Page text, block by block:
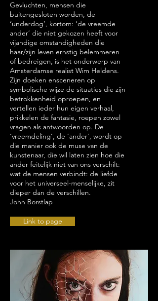
Gevluchten, mensen die
buitengesloten worden, de
‘underdog’, kortom: ‘de vreemde
ander’ die niet gekozen heeft voor
vijandige omstandigheden die
haar/zijn leven ernstig belemmeren
of bedreigen, is het onderwerp van
Amsterdamse realist Wim Heldens.
Zijn doeken ensceneren op
symbolische wijze de situaties die zijn
betrokkenheid oproepen, en
vertellen ieder hun eigen verhaal,
prikkelen de fantasie, roepen zowel
vragen als antwoorden op. De
‘vreemdeling’, de ‘ander’, wordt op
die manier ook de muse van de
kunstenaar, die wil laten zien hoe die
ander feitelijk niet van ons verschilt:
wat de mensen verbindt: de liefde
voor het universeel-menselijke, zit
dieper dan de verschillen.
John Borstlap
Link to page